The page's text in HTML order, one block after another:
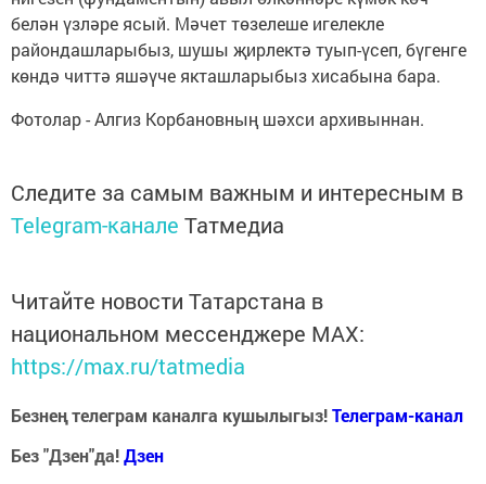
белән үзләре ясый. Мәчет төзелеше игелекле
райондашларыбыз, шушы җирлектә туып-үсеп, бүгенге
көндә читтә яшәүче якташларыбыз хисабына бара.
Фотолар - Алгиз Корбановның шәхси архивыннан.
Следите за самым важным и интересным в
Telegram-канале Татмедиа
Читайте новости Татарстана в
национальном мессенджере MАХ:
https://max.ru/tatmedia
Безнең телеграм каналга кушылыгыз!Телеграм-канал
Без "Дзен"да!Дзен